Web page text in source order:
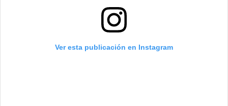
Ver esta publicación en Instagram